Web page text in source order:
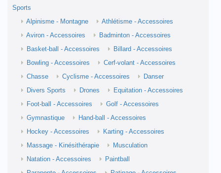
Sports
Alpinisme - Montagne
Athlétisme - Accessoires
Aviron - Accessoires
Badminton - Accessoires
Basket-ball - Accessoires
Billard - Accessoires
Bowling - Accessoires
Cerf-volant - Accessoires
Chasse
Cyclisme - Accessoires
Danser
Divers Sports
Drones
Equitation - Accessoires
Foot-ball - Accessoires
Golf - Accessoires
Gymnastique
Hand-ball - Accessoires
Hockey - Accessoires
Karting - Accessoires
Massage - Kinésithérapie
Musculation
Natation - Accessoires
Paintball